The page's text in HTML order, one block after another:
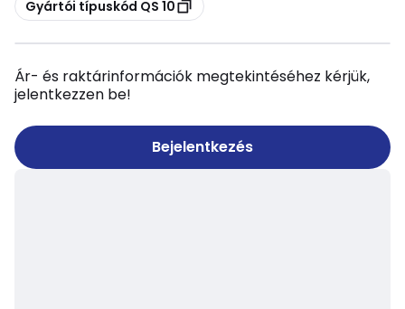
Gyártói típuskód QS 10
Ár- és raktárinformációk megtekintéséhez kérjük,
jelentkezzen be!
Bejelentkezés